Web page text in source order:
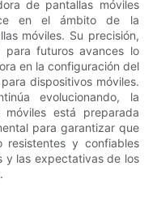
de pantallas móviles
en el ámbito de la
móviles. Su precisión,
para futuros avances lo
en la configuración del
dispositivos móviles.
evolucionando, la
móviles está preparada
para garantizar que
resistentes y confiables
y las expectativas de los